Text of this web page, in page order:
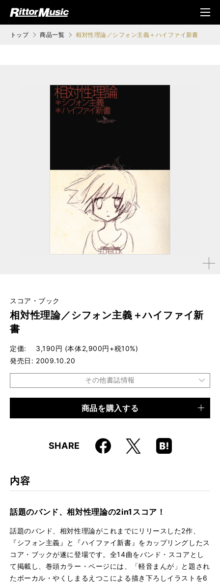
ジック (Rittor Musi
メニ
ュ
トップ 商品一覧 相対性理論／シフォン主義＋ハイファイ新書
拡大す
スコア・ブック
相対性理論／シフォン主義＋ハイファイ新
書
定価
3,190円 (本体2,900円+税10%)
発売日
2009.10.20
その他書誌情報
9784845617463
商品を購入する
SHARE Faceboo
k
X
Hatena
Boo
内容
話題のバンド、相対性理論の2in1スコア！
話題のバンド、相対性理論がこれまでにリリースした2作、
『シフォン主義』と『ハイファイ新書』をカップリングしたス
コア・ブックが遂に登場です。全14曲をバンド・スコアとし
て掲載し、巻頭カラー・ページには、「軽音まんが」と題され
たボーカル・やくしまるえつこによる描き下ろしイラストを6